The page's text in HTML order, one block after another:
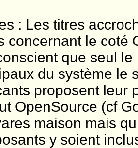
: Les titres
concernant le coté
que seul
du système le
proposent leur
OpenSource (cf
maison mais
y soient